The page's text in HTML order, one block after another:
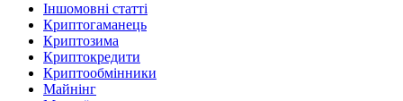
Іншомовні статті
Криптогаманець
Криптозима
Криптокредити
Криптообмінники
Майнінг